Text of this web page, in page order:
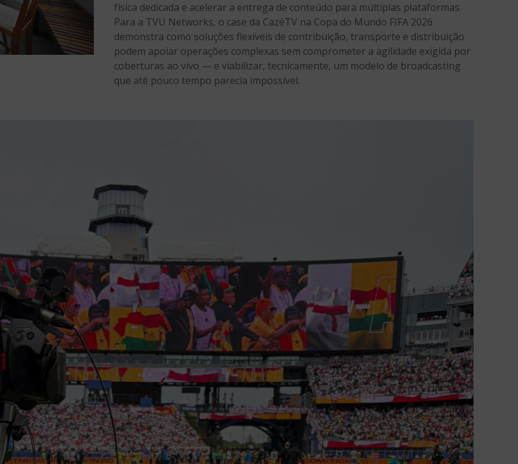
física dedicada e acelerar a entrega de conteúdo para múltiplas plataformas.
Para a TVU Networks, o case da CazéTV na Copa do Mundo FIFA 2026
demonstra como soluções flexíveis de contribuição, transporte e distribuição
podem apoiar operações complexas sem comprometer a agilidade exigida por
coberturas ao vivo — e viabilizar, tecnicamente, um modelo de broadcasting
que até pouco tempo parecia impossível.